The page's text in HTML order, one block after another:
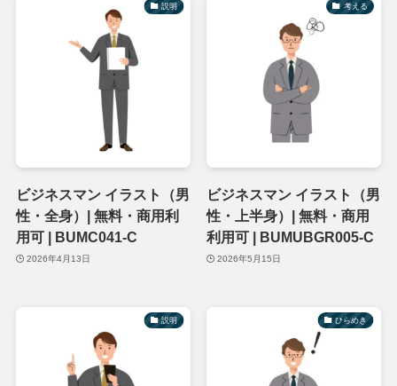
説明
ビジネスマン イラスト（男
性・全身）| 無料・商用利
用可 | BUMC041-C
2026年4月13日
考える
ビジネスマン イラスト（男
性・上半身）| 無料・商用
利用可 | BUMUBGR005-C
2026年5月15日
説明 ひらめき